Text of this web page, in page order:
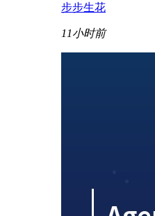
步步生花
11小时前